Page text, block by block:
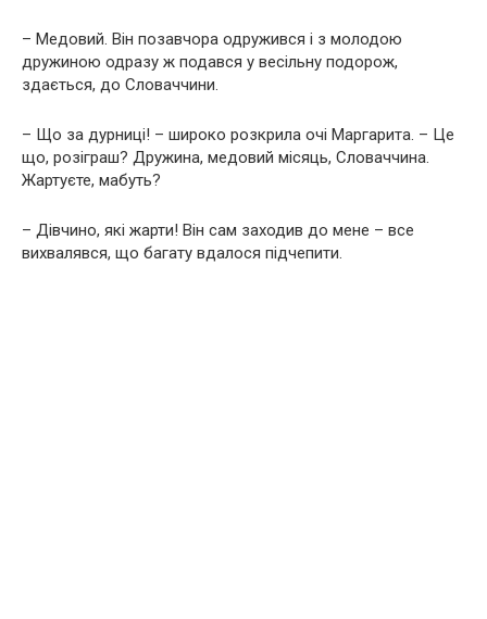
– Медовий. Він позавчора одружився і з молодою
дружиною одразу ж подався у весільну подорож,
здається, до Словаччини.
– Що за дyрниці! – широко розкрила очі Маргарита. – Це
що, розіграш? Дружина, медовий місяць, Словаччина.
Жартуєте, мабуть?
– Дівчино, які жарти! Він сам заходив до мене – все
вихвалявся, що багату вдалося підчепити.